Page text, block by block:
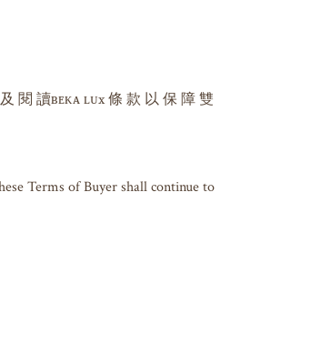
閱 讀ʙᴇᴋᴀ ʟᴜx 條 款 以 保 障 雙
Terms of Buyer shall continue to